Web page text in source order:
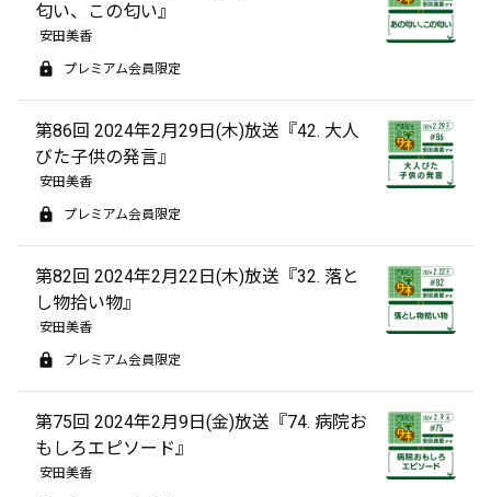
匂い、この匂い』
安田美香
プレミアム会員限定
第86回 2024年2月29日(木)放送『42. 大人
びた子供の発言』
安田美香
プレミアム会員限定
第82回 2024年2月22日(木)放送『32. 落と
し物拾い物』
安田美香
プレミアム会員限定
第75回 2024年2月9日(金)放送『74. 病院お
もしろエピソード』
安田美香